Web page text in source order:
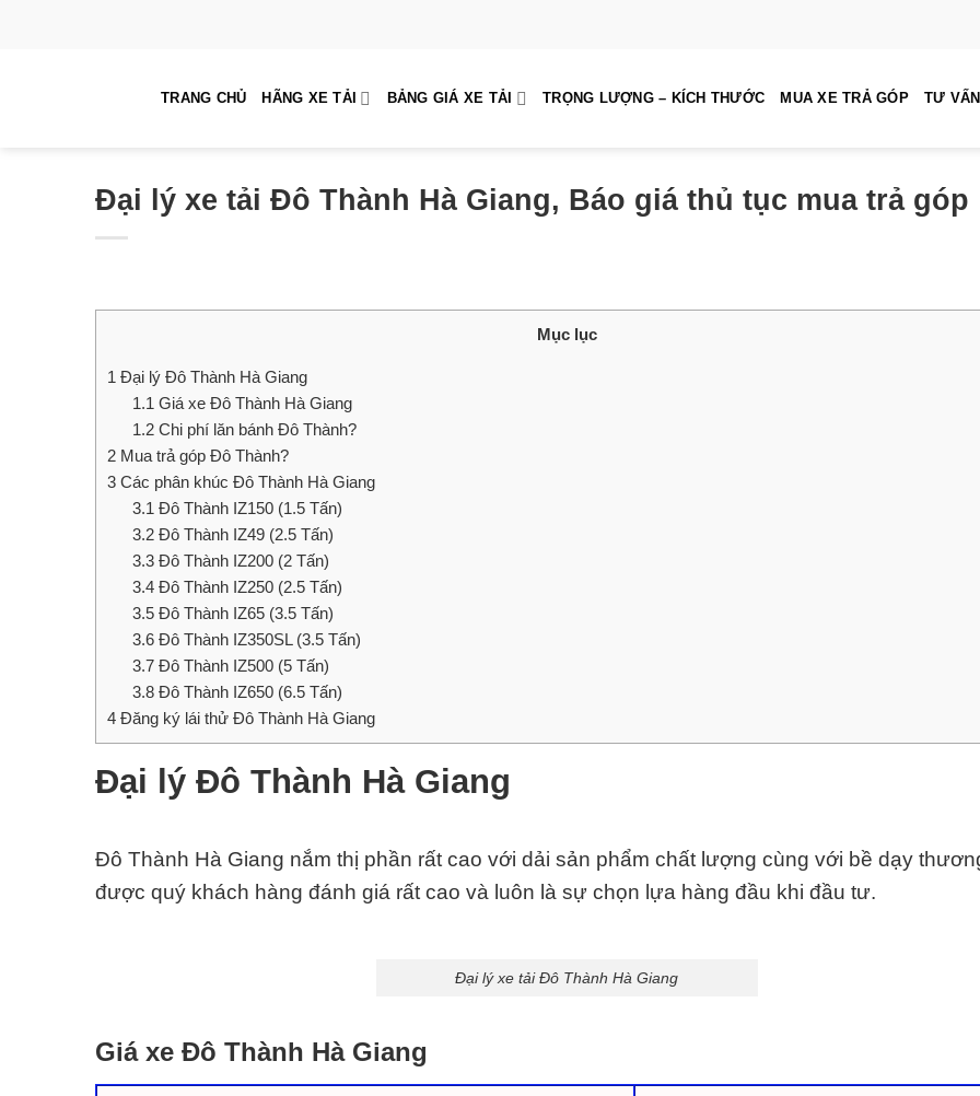
TRANG CHỦ HÃNG XE TẢI BẢNG GIÁ XE TẢI TRỌNG LƯỢNG – KÍCH THƯỚC MUA XE TRẢ GÓP TƯ
Đại lý xe tải Đô Thành Hà Giang, Báo giá thủ tục mua trả góp
Mục lục
1 Đại lý Đô Thành Hà Giang
1.1 Giá xe Đô Thành Hà Giang
1.2Chi phí lăn bánh Đô Thành?
2 Mua trả góp Đô Thành?
3 Các phân khúc Đô Thành Hà Giang
3.1 Đô Thành IZ150 (1.5 Tấn)
3.2Đô Thành IZ49 (2.5 Tấn)
3.3Đô Thành IZ200 (2 Tấn)
3.4Đô Thành IZ250 (2.5 Tấn)
3.5Đô Thành IZ65 (3.5 Tấn)
3.6Đô Thành IZ350SL (3.5 Tấn)
3.7Đô Thành IZ500 (5 Tấn)
3.8Đô Thành IZ650 (6.5 Tấn)
4 Đăng ký lái thử Đô Thành Hà Giang
Đại lý Đô Thành Hà Giang
Đô Thành Hà Giang nắm thị phần rất cao với dải sản phẩm chất lượng cùng với bề dạy
được quý khách hàng đánh giá rất cao và luôn là sự chọn lựa hàng đầu khi đầu tư.
Đại lý xe tải Đô Thành Hà Giang
Giá xe Đô Thành Hà Giang